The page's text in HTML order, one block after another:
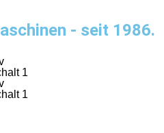
- seit 1986.